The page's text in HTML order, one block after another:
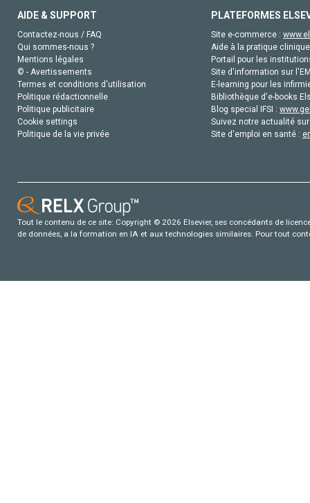
AIDE & SUPPORT
Contactez-nous / FAQ
Qui sommes-nous ?
Mentions légales
© - Avertissements
Termes et conditions d'utilisation
Politique rédactionnelle
Politique publicitaire
Cookie settings
Politique de la vie privée
PLATEFORMES
Site e-commerce :
Aide à la pratique
Portail pour les
Site d'information sur
E-learning pour les
Bibliothèque d'e-books
Blog special IFSI :
Suivez notre actualité
Site d'emploi en santé :
Tout le contenu de ce site: Copyright © 2026 Elsevier, ses concédants de
de données, a la formation en IA et aux technologies similaires. Pour tout